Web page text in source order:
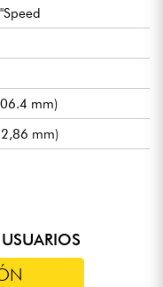
mm)
mm)
(puente) y J-50N